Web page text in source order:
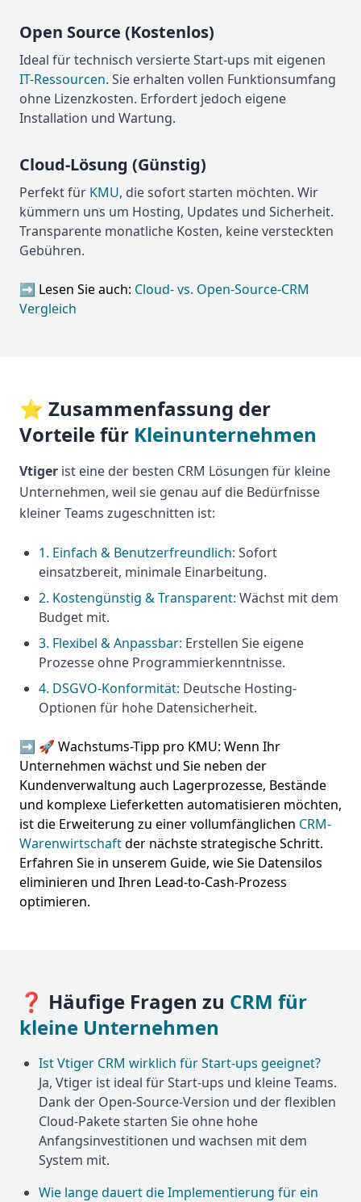
Open Source (Kostenlos)
Ideal für technisch versierte Start-ups mit eigenen
IT-Ressourcen. Sie erhalten vollen Funktionsumfang
ohne Lizenzkosten. Erfordert jedoch eigene
Installation und Wartung.
Cloud-Lösung (Günstig)
Perfekt für KMU, die sofort starten möchten. Wir
kümmern uns um Hosting, Updates und Sicherheit.
Transparente monatliche Kosten, keine versteckten
Gebühren.
➡️ Lesen Sie auch: Cloud- vs. Open-Source-CRM
Vergleich
⭐ Zusammenfassung der
Vorteile für Kleinunternehmen
Vtiger ist eine der besten CRM Lösungen für kleine
Unternehmen, weil sie genau auf die Bedürfnisse
kleiner Teams zugeschnitten ist:
1. Einfach & Benutzerfreundlich: Sofort
einsatzbereit, minimale Einarbeitung.
2. Kostengünstig & Transparent: Wächst mit dem
Budget mit.
3. Flexibel & Anpassbar: Erstellen Sie eigene
Prozesse ohne Programmierkenntnisse.
4. DSGVO-Konformität: Deutsche Hosting-
Optionen für hohe Datensicherheit.
➡️ 🚀 Wachstums-Tipp pro KMU: Wenn Ihr
Unternehmen wächst und Sie neben der
Kundenverwaltung auch Lagerprozesse, Bestände
und komplexe Lieferketten automatisieren möchten,
ist die Erweiterung zu einer vollumfänglichen CRM-
Warenwirtschaftder nächste strategische Schritt.
Erfahren Sie in unserem Guide, wie Sie Datensilos
eliminieren und Ihren Lead-to-Cash-Prozess
optimieren.
❓ Häufige Fragen zu CRM für
kleine Unternehmen
Ist Vtiger CRM wirklich für Start-ups geeignet?
Ja, Vtiger ist ideal für Start-ups und kleine Teams.
Dank der Open-Source-Version und der flexiblen
Cloud-Pakete starten Sie ohne hohe
Anfangsinvestitionen und wachsen mit dem
System mit.
Wie lange dauert die Implementierung für ein